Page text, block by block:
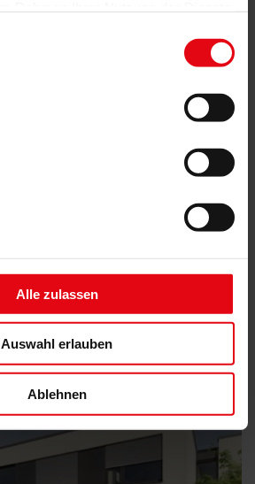
Alle zulassen
Auswahl erlauben
Ablehnen